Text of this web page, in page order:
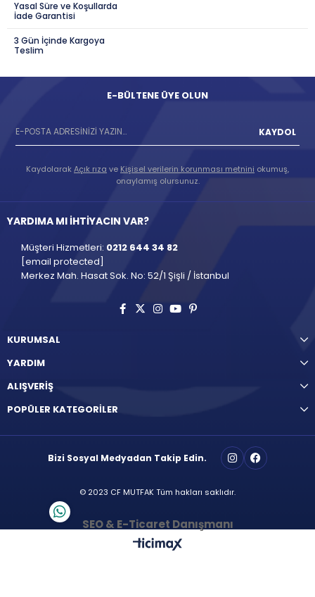
Yasal Süre ve Koşullarda
İade Garantisi
3 Gün İçinde Kargoya
Teslim
E-BÜLTENE ÜYE OLUN
KAYDOL
KaydolarakAçık rıza ve Kişisel verilerin korunması metnini okumuş,
onaylamış olursunuz.
YARDIMA MI İHTİYACIN VAR?
Müşteri Hizmetleri: 0212 644 34 82
[email protected]
Merkez Mah. Hasat Sok. No: 52/1 Şişli / İstanbul
KURUMSAL
YARDIM
ALIŞVERİŞ
POPÜLER KATEGORİLER
Bizi Sosyal Medyadan Takip Edin.
© 2023 CF MUTFAK Tüm hakları saklıdır.
SEO & E-Ticaret Danışmanı